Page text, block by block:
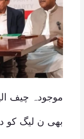
بھی ن لیگ کو